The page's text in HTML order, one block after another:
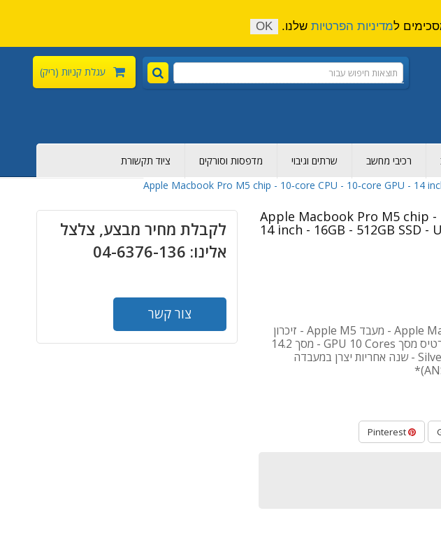
עגלת קניות (ריק)
רכיבי מחשב שרתים וגיבוי מדפסות וסורקים
ציוד תקשורת
Apple Macbook Pro M5 chip - 10‑core CPU - 10‑core GPU - 14
Apple Macbook Pro M5 chip -
14 inch - 16GB - 512GB SSD -
מחשב נייד Apple MacBook Pro 14 inch M5 - מעבד Apple M5 - זיכרון
16GB - דיסק קשיח 512GB SSD - כרטיס מסך GPU 10 Cores - מסך 14.2
אינץ' - רזולוציה: 3024x1964 - צבע Silver - שנה אחריות יצרן במעבדה
Pinterest
לקבלת מחיר מבצע, צלצל
אלינו: 04-6376-136
צור קשר
מדיניות הפרטיות שלנו. OK